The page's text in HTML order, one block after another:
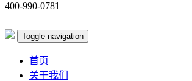
400-990-0781
Toggle navigation
首页
关于我们